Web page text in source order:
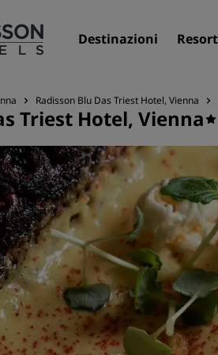
Destinazioni Resort
Radisson Blu Das Triest Hotel, Vienna
Triest Hotel, Vienna